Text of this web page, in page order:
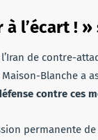
l’écart ! »
de contre-
Blanche a
contre ces
permanente